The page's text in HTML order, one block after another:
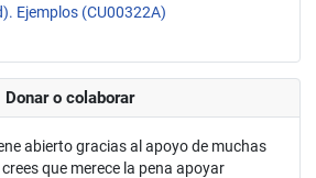
Ejemplos (CU00322A)
Donar o colaborar
abierto gracias al apoyo de muchas
que merece la pena apoyar